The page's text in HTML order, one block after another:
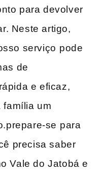
para devolver
Neste artigo,‌
serviço ⁤pode
de
e eficaz,
família um
se⁤ para‌
precisa saber
Vale do Jatobá e